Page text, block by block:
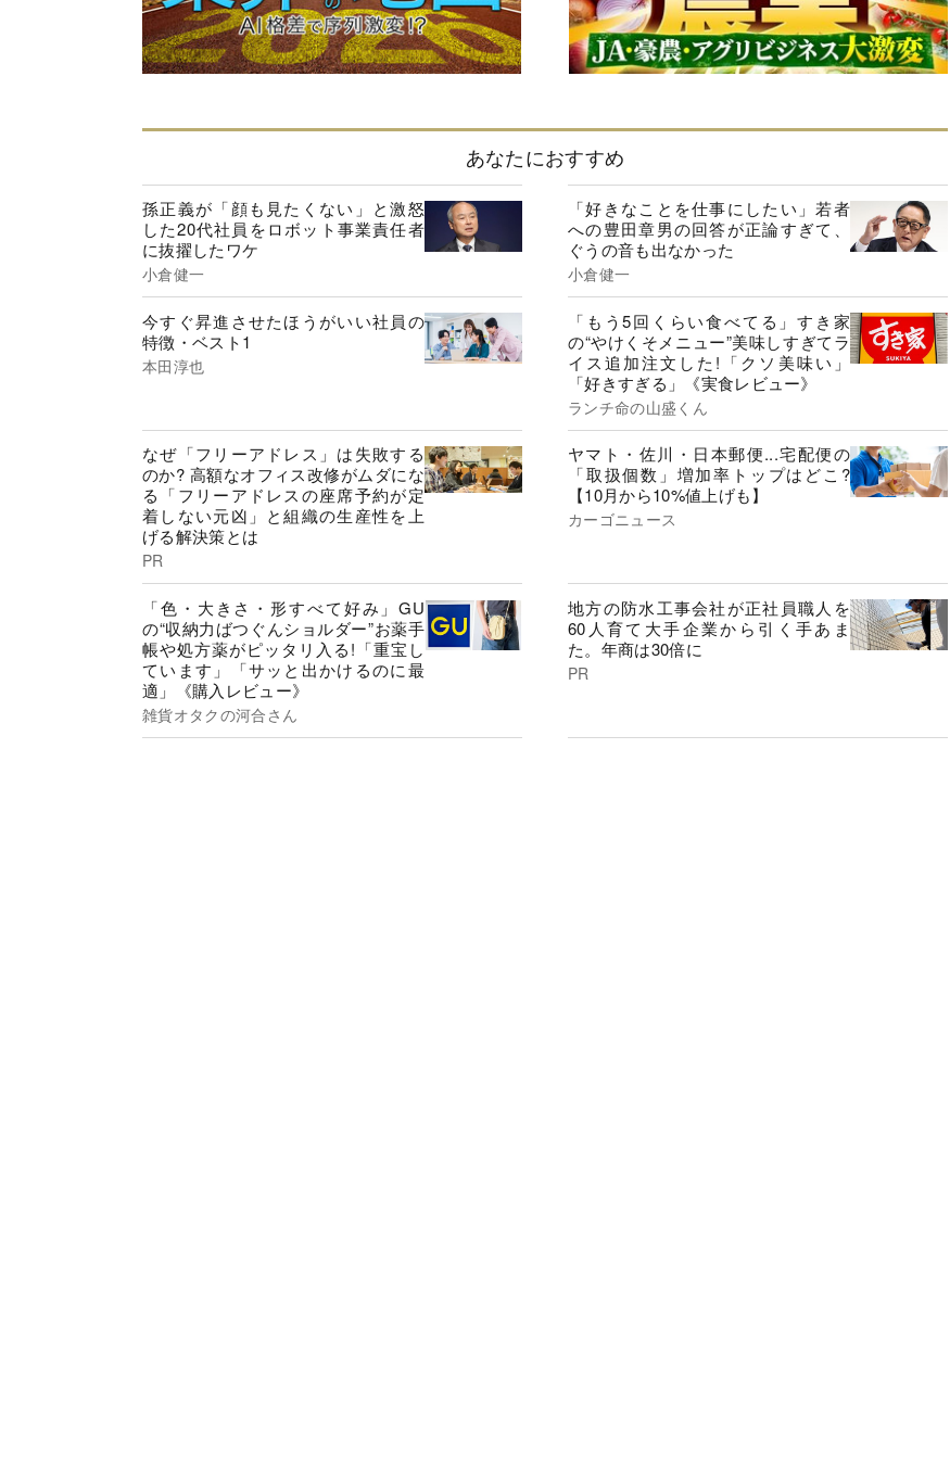
あなたにおすすめ
孫正義が「顔も見たくない」と激怒
した20代社員をロボット事業責任者
に抜擢したワケ
小倉健一
「好きなことを仕事にしたい」若者
への豊田章男の回答が正論すぎて、
ぐうの音も出なかった
小倉健一
今すぐ昇進させたほうがいい社員の
特徴・ベスト1
本田淳也
「もう5回くらい食べてる」すき家
の“やけくそメニュー”美味しすぎてラ
イス追加注文した!「クソ美味い」
「好きすぎる」《実食レビュー》
ランチ命の山盛くん
なぜ「フリーアドレス」は失敗する
のか? 高額なオフィス改修がムダにな
る「フリーアドレスの座席予約が定
着しない元凶」と組織の生産性を上
げる解決策とは
PR
ヤマト・佐川・日本郵便...宅配便の
「取扱個数」増加率トップはどこ?
【10月から10%値上げも】
カーゴニュース
「色・大きさ・形すべて好み」GU
の“収納力ばつぐんショルダー”お薬手
帳や処方薬がピッタリ入る!「重宝し
ています」「サッと出かけるのに最
適」《購入レビュー》
雑貨オタクの河合さん
地方の防水工事会社が正社員職人を
60人育て大手企業から引く手あま
た。年商は30倍に
PR